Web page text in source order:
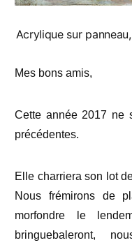
Acrylique sur
Mes bons amis,
Cette année 2017 ne
précédentes.
Elle charriera son lot
Nous frémirons de
morfondre le
bringuebaleront,